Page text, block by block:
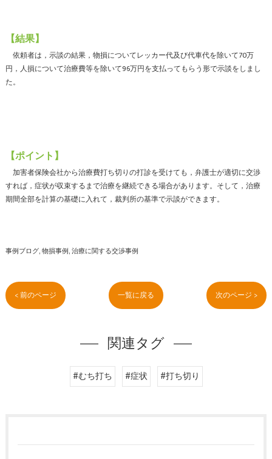
【結果】
依頼者は，示談の結果，物損についてレッカー代及び代車代を除いて70万
円，人損について治療費等を除いて96万円を支払ってもらう形で示談をしまし
た。
【ポイント】
加害者保険会社から治療費打ち切りの打診を受けても，弁護士が適切に交渉
すれば，症状が収束するまで治療を継続できる場合があります。そして，治療
期間全部を計算の基礎に入れて，裁判所の基準で示談ができます。
事例ブログ 物損事例 治療に関する交渉事例
< 前のページ 一覧に戻る 次のページ >
関連タグ
#むち打ち #症状 #打ち切り